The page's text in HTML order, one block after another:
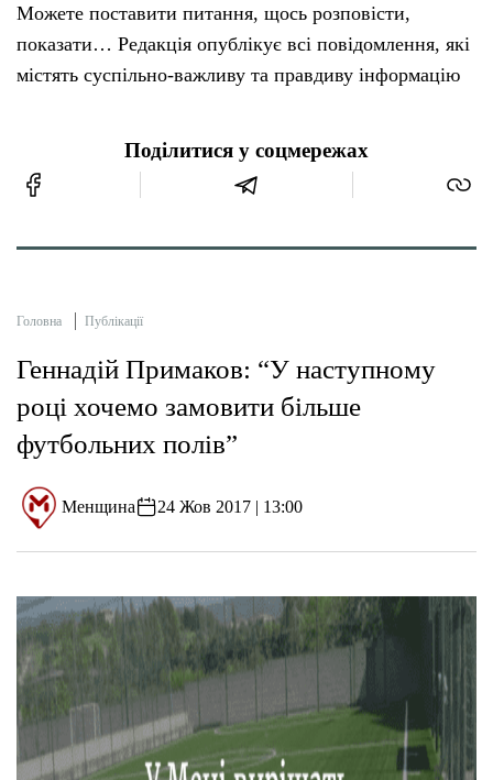
Можете поставити питання, щось розповісти,
показати… Редакція опублікує всі повідомлення, які
містять суспільно-важливу та правдиву інформацію
Поділитися у соцмережах
Головна Публікації
Геннадій Примаков: “У наступному
році хочемо замовити більше
футбольних полів”
Менщина 24 Жов 2017 | 13:00